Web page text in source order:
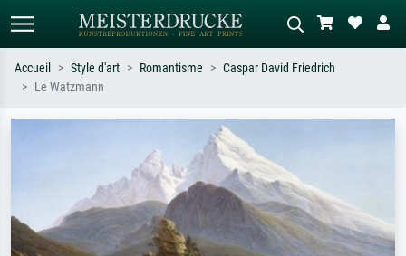
ex. Monet, Nuit étoilée,
impressionnisme, vague de Hokusai,
nu.
Décrivez la scène – ex. prairie verte,
abstrait avec beaucoup de rouge,
tableau sombre, nu debout près d'un
arbre.
Accueil Style d'art Romantisme
Caspar David Friedrich
Le Watzmann